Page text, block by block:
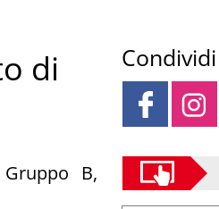
di
B,
Condividi